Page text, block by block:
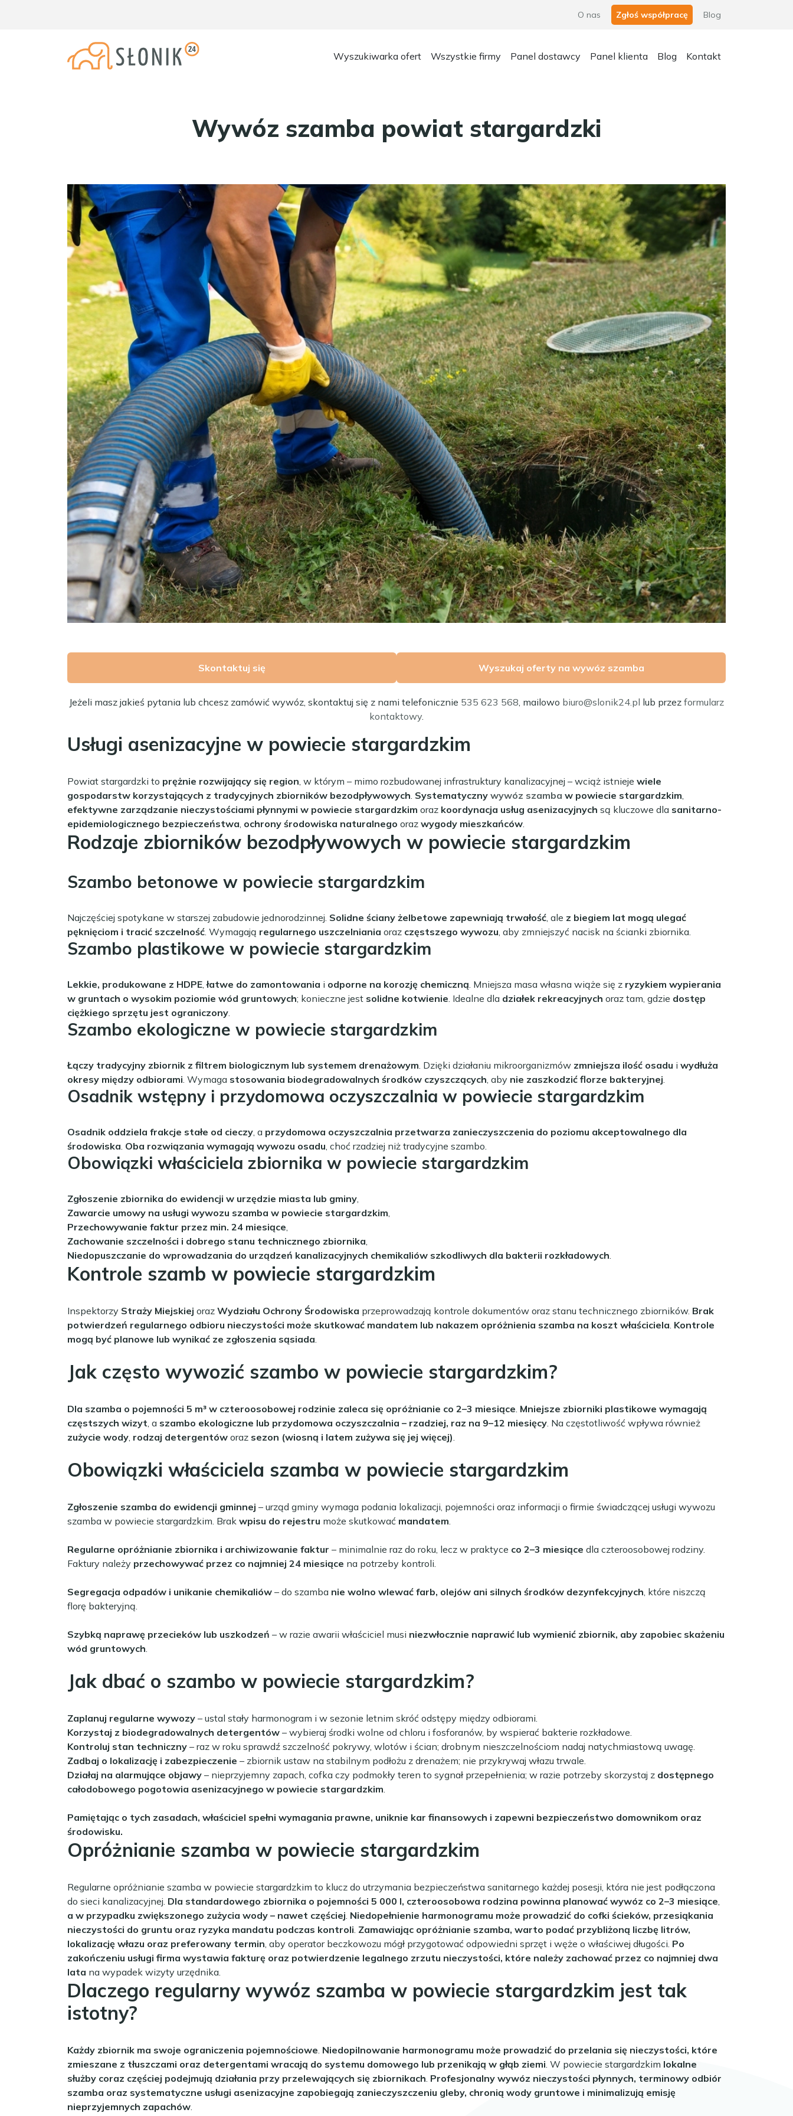
O nas Zgłoś współpracę Blog
Wyszukiwarka ofert Wszystkie firmy Panel dostawcy Panel klienta Blog Kontakt
Wywóz szamba powiat stargardzki
Skontaktuj się Wyszukaj oferty na wywóz szamba
Jeżeli masz jakieś pytania lub chcesz zamówić wywóz, skontaktuj się z nami telefonicznie 535 623 568 , mailowo biuro@slonik24.pl lub przez formularz
kontaktowy
Usługi asenizacyjne w powiecie stargardzkim
Powiat stargardzki to prężnie rozwijający się region , w którym – mimo rozbudowanej infrastruktury kanalizacyjnej – wciąż istnieje wiele
gospodarstw korzystających z tradycyjnych zbiorników bezodpływowych Systematyczny wywóz szamba w powiecie stargardzkim
efektywne zarządzanie nieczystościami płynnymi w powiecie stargardzkim oraz koordynacja usług asenizacyjnych są kluczowe dla sanitarno-
epidemiologicznego bezpieczeństwa ochrony środowiska naturalnego oraz wygody mieszkańców
Rodzaje zbiorników bezodpływowych w powiecie stargardzkim
Szambo betonowe w powiecie stargardzkim
Najczęściej spotykane w starszej zabudowie jednorodzinnej. Solidne ściany żelbetowe zapewniają trwałość , ale z biegiem lat mogą ulegać
pęknięciom i tracić szczelność . Wymagają regularnego uszczelniania oraz częstszego wywozu , aby zmniejszyć nacisk na ścianki zbiornika.
Szambo plastikowe w powiecie stargardzkim
Lekkie, produkowane z HDPE ,łatwe do zamontowania i odporne na korozję chemiczną . Mniejsza masa własna wiąże się z ryzykiem wypierania
w gruntach o wysokim poziomie wód gruntowych; konieczne jest solidne kotwienie . Idealne dla działek rekreacyjnych oraz tam, gdzie dostęp
ciężkiego sprzętu jest ograniczony
Szambo ekologiczne w powiecie stargardzkim
Łączy tradycyjny zbiornik z filtrem biologicznym lub systemem drenażowym . Dzięki działaniu mikroorganizmów zmniejsza ilość osadu i wydłuża
okresy między odbiorami . Wymaga stosowania biodegradowalnych środków czyszczących , aby nie zaszkodzić florze bakteryjnej
Osadnik wstępny i przydomowa oczyszczalnia w powiecie stargardzkim
Osadnik oddziela frakcje stałe od cieczy , a przydomowa oczyszczalnia przetwarza zanieczyszczenia do poziomu akceptowalnego dla
środowiska Oba rozwiązania wymagają wywozu osadu , choć rzadziej niż tradycyjne szambo.
Obowiązki właściciela zbiornika w powiecie stargardzkim
Zgłoszenie zbiornika do ewidencji w urzędzie miasta lub gminy
Zawarcie umowy na usługi wywozu szamba w powiecie stargardzkim
Przechowywanie faktur przez min. 24 miesiące
Zachowanie szczelności i dobrego stanu technicznego zbiornika
Niedopuszczanie do wprowadzania do urządzeń kanalizacyjnych chemikaliów szkodliwych dla bakterii rozkładowych
Kontrole szamb w powiecie stargardzkim
Inspektorzy Straży Miejskiej oraz Wydziału Ochrony Środowiska przeprowadzają kontrole dokumentów oraz stanu technicznego zbiorników. Brak
potwierdzeń regularnego odbioru nieczystości może skutkować mandatem lub nakazem opróżnienia szamba na koszt właściciela Kontrole
mogą być planowe lub wynikać ze zgłoszenia sąsiada
Jak często wywozić szambo w powiecie stargardzkim?
Dla szamba o pojemności 5 m³ w czteroosobowej rodzinie zaleca się opróżnianie co 2–3 miesiące Mniejsze zbiorniki plastikowe wymagają
częstszych wizyt , a szambo ekologiczne lub przydomowa oczyszczalnia – rzadziej, raz na 9–12 miesięcy . Na częstotliwość wpływa również
zużycie wody rodzaj detergentów oraz sezon (wiosną i latem zużywa się jej więcej)
Obowiązki właściciela szamba w powiecie stargardzkim
Zgłoszenie szamba do ewidencji gminnej – urząd gminy wymaga podania lokalizacji, pojemności oraz informacji o firmie świadczącej usługi wywozu
szamba w powiecie stargardzkim. Brak wpisu do rejestru może skutkować mandatem
Regularne opróżnianie zbiornika i archiwizowanie faktur – minimalnie raz do roku, lecz w praktyce co 2–3 miesiące dla czteroosobowej rodziny.
Faktury należy przechowywać przez co najmniej 24 miesiące na potrzeby kontroli.
Segregacja odpadów i unikanie chemikaliów – do szamba nie wolno wlewać farb, olejów ani silnych środków dezynfekcyjnych , które niszczą
florę bakteryjną.
Szybką naprawę przecieków lub uszkodzeń – w razie awarii właściciel musi niezwłocznie naprawić lub wymienić zbiornik, aby zapobiec skażeniu
wód gruntowych
Jak dbać o szambo w powiecie stargardzkim?
Zaplanuj regularne wywozy – ustal stały harmonogram i w sezonie letnim skróć odstępy między odbiorami.
Korzystaj z biodegradowalnych detergentów – wybieraj środki wolne od chloru i fosforanów, by wspierać bakterie rozkładowe.
Kontroluj stan techniczny – raz w roku sprawdź szczelność pokrywy, wlotów i ścian; drobnym nieszczelnościom nadaj natychmiastową uwagę.
Zadbaj o lokalizację i zabezpieczenie – zbiornik ustaw na stabilnym podłożu z drenażem; nie przykrywaj włazu trwale.
Działaj na alarmujące objawy – nieprzyjemny zapach, cofka czy podmokły teren to sygnał przepełnienia; w razie potrzeby skorzystaj z dostępnego
całodobowego pogotowia asenizacyjnego w powiecie stargardzkim
Pamiętając o tych zasadach, właściciel spełni wymagania prawne, uniknie kar finansowych i zapewni bezpieczeństwo domownikom oraz
środowisku.
Opróżnianie szamba w powiecie stargardzkim
Regularne opróżnianie szamba w powiecie stargardzkim to klucz do utrzymania bezpieczeństwa sanitarnego każdej posesji, która nie jest podłączona
do sieci kanalizacyjnej. Dla standardowego zbiornika o pojemności 5 000 l, czteroosobowa rodzina powinna planować wywóz co 2–3 miesiące
a w przypadku zwiększonego zużycia wody – nawet częściej Niedopełnienie harmonogramu może prowadzić do cofki ścieków, przesiąkania
nieczystości do gruntu oraz ryzyka mandatu podczas kontroli Zamawiając opróżnianie szamba, warto podać przybliżoną liczbę litrów,
lokalizację włazu oraz preferowany termin , aby operator beczkowozu mógł przygotować odpowiedni sprzęt i węże o właściwej długości. Po
zakończeniu usługi firma wystawia fakturę oraz potwierdzenie legalnego zrzutu nieczystości, które należy zachować przez co najmniej dwa
lata na wypadek wizyty urzędnika.
Dlaczego regularny wywóz szamba w powiecie stargardzkim jest tak
istotny?
Każdy zbiornik ma swoje ograniczenia pojemnościowe Niedopilnowanie harmonogramu może prowadzić do przelania się nieczystości, które
zmieszane z tłuszczami oraz detergentami wracają do systemu domowego lub przenikają w głąb ziemi . W powiecie stargardzkim lokalne
służby coraz częściej podejmują działania przy przelewających się zbiornikach Profesjonalny wywóz nieczystości płynnych, terminowy odbiór
szamba oraz systematyczne usługi asenizacyjne zapobiegają zanieczyszczeniu gleby, chronią wody gruntowe i minimalizują emisję
nieprzyjemnych zapachów